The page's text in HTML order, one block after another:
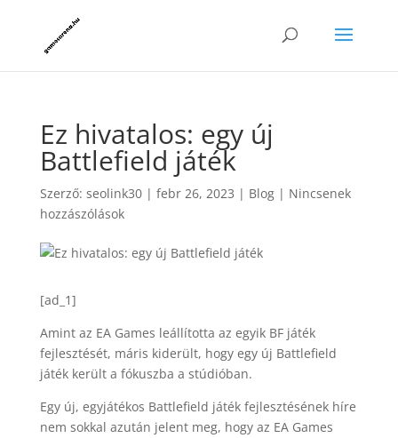
Ez hivatalos: egy új
Battlefield játék
Szerző: seolink30| febr 26, 2023 | Blog| Nincsenek
hozzászólások
[ad_1]
Amint az EA Games leállította az egyik BF játék
fejlesztését, máris kiderült, hogy egy új Battlefield
játék került a fókuszba a stúdióban.
Egy új, egyjátékos Battlefield játék fejlesztésének híre
nem sokkal azután jelent meg, hogy az EA Games